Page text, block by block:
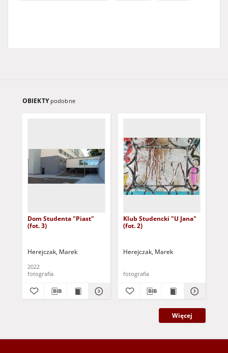
OBIEKTY podobne
Dom Studenta "Piast"
(fot. 3)
Herejczak, Marek
2022
fotografia
Klub Studencki "U Jana"
(fot. 2)
Herejczak, Marek
fotografia
Więcej